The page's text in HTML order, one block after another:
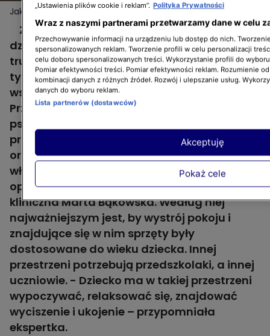
Jak urządzić pokój dla dzieci? Posłuchaj rad psycholożki
Zaprojektowanie i urządzenie pokoju
dziecięcego może okazać się naprawdę
trudnym i wymagającym zadaniem. Nie
tylko dlatego, że potrzeba pomysłu oraz
wspólnej wizji naszej oraz naszych dzieci.
Przede wszystkim dlatego, że zdaniem
psychologów przestrzeń, w której
przebywają dzieci ma wpływ na ich rozwój
oraz charakter. O tym, jak zrobić to
właściwie w programie „Dzień Dobry TVN”
opowiedziała dziecięca psycholożka
kliniczna Marta Bąkowska. Według niej
najważniejszym jest, by wystrój pokoju i
znajdujące się w nim sprzęty były
dostosowane do wieku dziecka. Innej
przestrzeni potrzebują przedszkolaki, a innej
uczniowie. - Dziecko ma w takiej przestrzeni
wypoczywać, relaksować się, znajdować
wyciszenie i ukojenie – przypomniała
ekspertka.
„Ustawienia plików cookie i reklam”. Polityka Prywatności
Wraz z naszymi partnerami przetwarzamy dane w celu
Przechowywanie informacji na urządzeniu lub dostęp do nich.
spersonalizowanych reklam. Tworzenie profili w celu personalizacji
celu doboru spersonalizowanych treści. Wykorzystanie profili do
Pomiar efektywności treści. Pomiar efektywności reklam. Rozumienie
kombinacji danych z różnych źródeł. Rozwój i ulepszanie usług.
danych do wyboru reklam.
Lista partnerów (dostawców)
Pokaż cele
Akceptuję